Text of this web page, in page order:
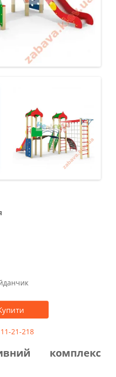
21-218
комплекс